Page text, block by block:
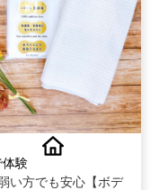
体験
い方でも安心【ボデ